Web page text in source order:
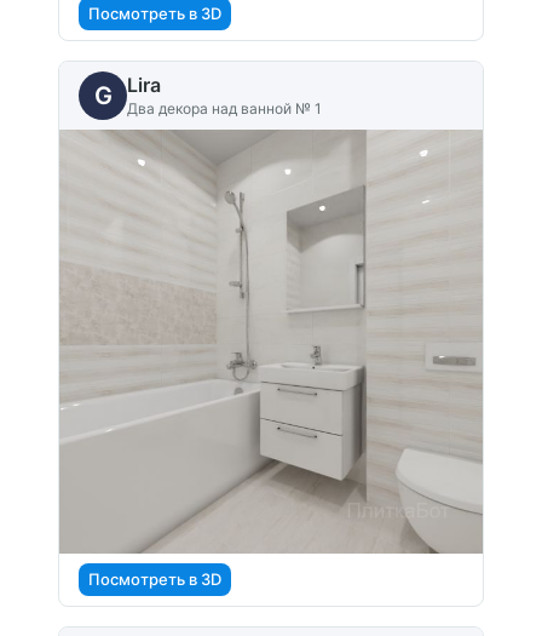
Посмотреть в 3D
G Lira
Два декора над ванной № 1
Посмотреть в 3D